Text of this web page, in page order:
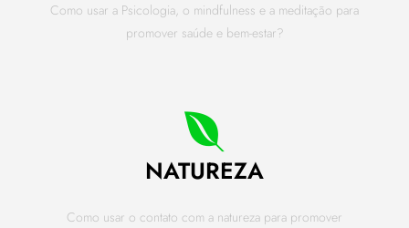
Como usar a Psicologia, o mindfulness e a meditação para
promover saúde e bem-estar?
NATUREZA
Como usar o contato com a natureza para promover